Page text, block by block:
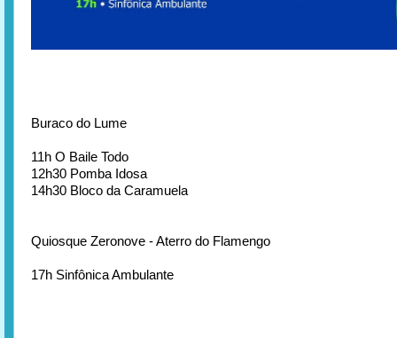
Buraco do Lume
11h O Baile Todo
12h30 Pomba Idosa
14h30 Bloco da Caramuela
Quiosque Zeronove - Aterro do Flamengo
17h Sinfônica Ambulante